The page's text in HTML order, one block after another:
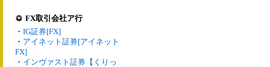
FX取引会社ア行
・ IG証券[FX]
・ アイネット証券[アイネット
FX]
・ インヴァスト証券【くりっ